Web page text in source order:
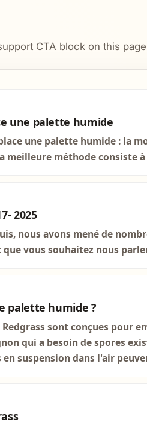
CTA block on this
une palette humide
une palette humide : la
meilleure méthode consiste
2025
nous avons mené de
vous souhaitez nous
palette humide ?
sont conçues pour
qui a besoin de spores
suspension dans l'air